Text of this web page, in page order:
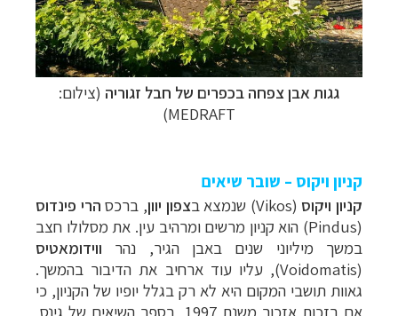
גגות אבן צפחה בכפרים של חבל זגוריה (צילום:
MEDRAFT)
קניון ויקוס – שובר שיאים
קניון ויקוס (
Vikos) שנמצא בצפון יוון, ברכס הרי פינדוס
(
Pindus) הוא קניון מרשים ומרהיב עין. את מסלולו חצב
במשך מיליוני שנים באבן הגיר, נהר ווידומאטיס
(
Voidomatis), עליו עוד ארחיב את הדיבור בהמשך.
גאוות תושבי המקום היא לא רק בגלל יופיו של הקניון, כי